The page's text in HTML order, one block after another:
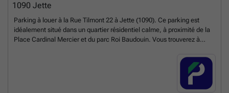
1090 Jette
Parking à louer à la Rue Tilmont 22 à Jette (1090). Ce parking est
idéalement situé dans un quartier résidentiel calme, à proximité de la
Place Cardinal Mercier et du parc Roi Baudouin. Vous trouverez à
accès rapide au centre de Bruxelles. Facile d'accès et sécurisé, ce
parking est parfait pour les riverains ou travailleurs du quartier
souhaitant un stationnement pratique et sans stress. Réservez votre
place en ligne dès aujourd'hui et simplifiez votre quotidien ! Vous